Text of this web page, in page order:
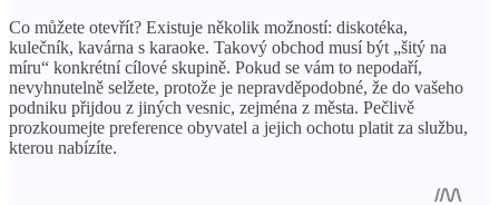
Co můžete otevřít? Existuje několik možností: diskotéka,
kulečník, kavárna s karaoke. Takový obchod musí být „šitý na
míru“ konkrétní cílové skupině. Pokud se vám to nepodaří,
nevyhnutelně selžete, protože je nepravděpodobné, že do vašeho
podniku přijdou z jiných vesnic, zejména z města. Pečlivě
prozkoumejte preference obyvatel a jejich ochotu platit za službu,
kterou nabízíte.